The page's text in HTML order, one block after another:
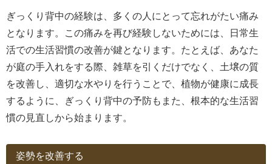
ぎっくり背中の経験は、多くの人にとって忘れがたい痛み
となります。この痛みを再び経験しないためには、日常生
活での生活習慣の改善が鍵となります。たとえば、あなた
が庭の手入れをする際、雑草を引くだけでなく、土壌の質
を改善し、適切な水やりを行うことで、植物が健康に成長
するように、ぎっくり背中の予防もまた、根本的な生活習
慣の見直しから始まります。
姿勢を改善する